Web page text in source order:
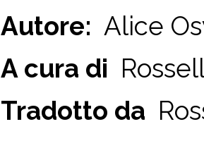
Autore: Alice
A cura di
Tradotto da